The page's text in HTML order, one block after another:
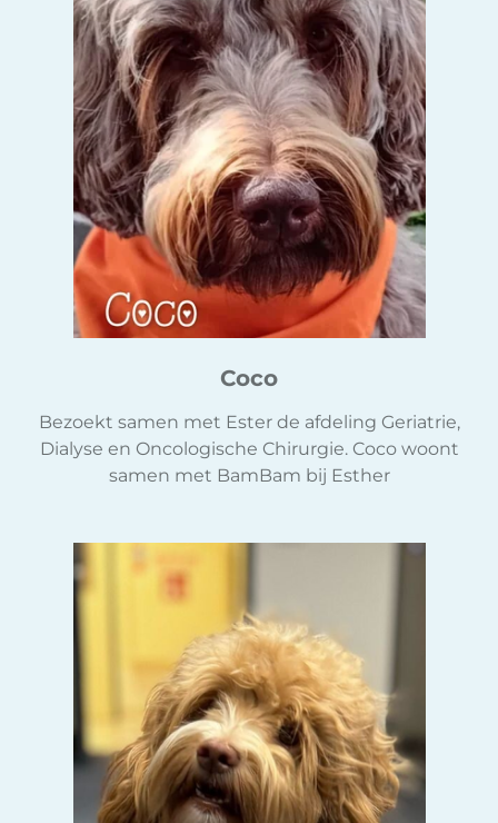
Coco
Bezoekt samen met Ester de afdeling Geriatrie,
Dialyse en Oncologische Chirurgie. Coco woont
samen met BamBam bij Esther